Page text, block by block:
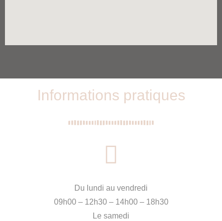
Informations pratiques
Du lundi au vendredi
09h00 – 12h30 – 14h00 – 18h30
Le samedi